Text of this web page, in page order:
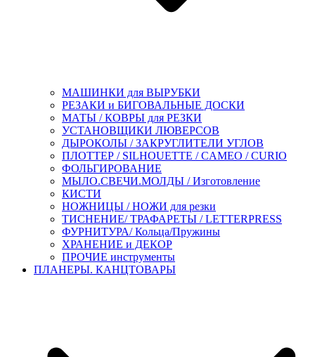
МАШИНКИ для ВЫРУБКИ
РЕЗАКИ и БИГОВАЛЬНЫЕ ДОСКИ
МАТЫ / КОВРЫ для РЕЗКИ
УСТАНОВЩИКИ ЛЮВЕРСОВ
ДЫРОКОЛЫ / ЗАКРУГЛИТЕЛИ УГЛОВ
ПЛОТТЕР / SILHOUETTE / CAMEO / CURIO
ФОЛЬГИРОВАНИЕ
МЫЛО.СВЕЧИ.МОЛДЫ / Изготовление
КИСТИ
НОЖНИЦЫ / НОЖИ для резки
ТИСНЕНИЕ/ ТРАФАРЕТЫ / LETTERPRESS
ФУРНИТУРА/ Кольца/Пружины
ХРАНЕНИЕ и ДЕКОР
ПРОЧИЕ инструменты
ПЛАНЕРЫ. КАНЦТОВАРЫ